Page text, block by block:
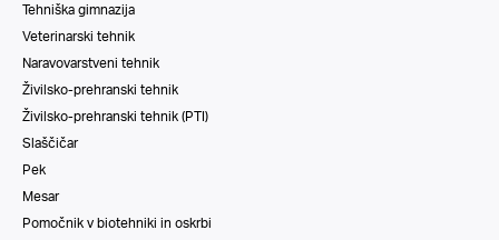
Tehniška gimnazija
Veterinarski tehnik
Naravovarstveni tehnik
Živilsko-prehranski tehnik
Živilsko-prehranski tehnik (PTI)
Slaščičar
Pek
Mesar
Pomočnik v biotehniki in oskrbi